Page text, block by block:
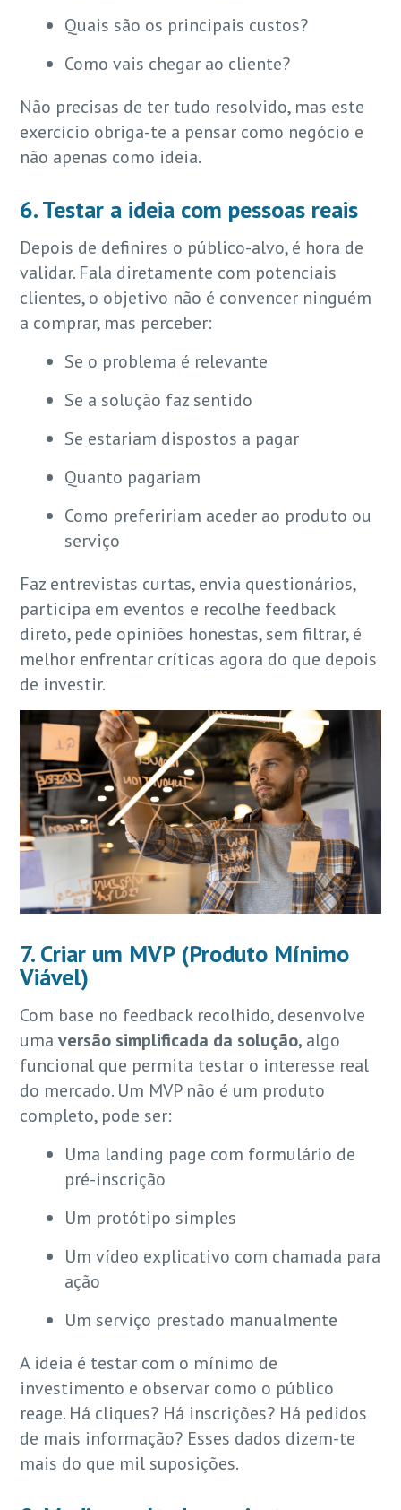
Quais são os principais custos?
Como vais chegar ao cliente?
Não precisas de ter tudo resolvido, mas este
exercício obriga-te a pensar como negócio e
não apenas como ideia.
6. Testar a ideia com pessoas reais
Depois de definires o público-alvo, é hora de
validar. Fala diretamente com potenciais
clientes, o objetivo não é convencer ninguém
a comprar, mas perceber:
Se o problema é relevante
Se a solução faz sentido
Se estariam dispostos a pagar
Quanto pagariam
Como prefeririam aceder ao produto ou
serviço
Faz entrevistas curtas, envia questionários,
participa em eventos e recolhe feedback
direto, pede opiniões honestas, sem filtrar, é
melhor enfrentar críticas agora do que depois
de investir.
7. Criar um MVP (Produto Mínimo
Viável)
Com base no feedback recolhido, desenvolve
umaversão simplificada da solução, algo
funcional que permita testar o interesse real
do mercado. Um MVP não é um produto
completo, pode ser:
Uma landing page com formulário de
pré-inscrição
Um protótipo simples
Um vídeo explicativo com chamada para
ação
Um serviço prestado manualmente
A ideia é testar com o mínimo de
investimento e observar como o público
reage. Há cliques? Há inscrições? Há pedidos
de mais informação? Esses dados dizem-te
mais do que mil suposições.